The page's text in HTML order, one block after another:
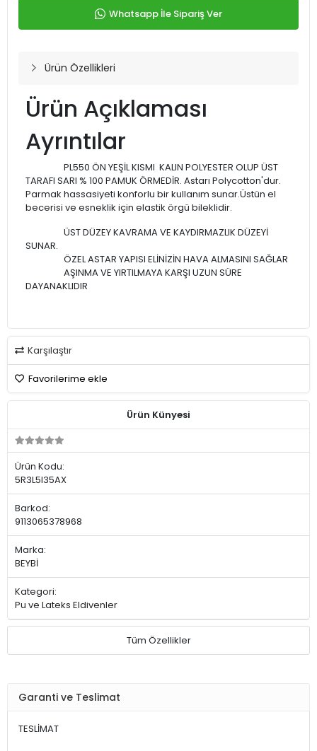
Whatsapp İle Sipariş Ver
Ürün Özellikleri
Ürün Açıklaması
Ayrıntılar
PL550 ÖN YEŞİL KISMI KALIN POLYESTER OLUP ÜST
TARAFI SARI % 100 PAMUK ÖRMEDİR. Astarı Polycotton'dur.
Parmak hassasiyeti konforlu bir kullanım sunar.Üstün el
becerisi ve esneklik için elastik örgü bileklidir.
ÜST DÜZEY KAVRAMA VE KAYDIRMAZLIK DÜZEYİ
SUNAR.
ÖZEL ASTAR YAPISI ELİNİZİN HAVA ALMASINI SAĞLAR
AŞINMA VE YIRTILMAYA KARŞI UZUN SÜRE
DAYANAKLIDIR
Karşılaştır
Favorilerime ekle
Ürün Künyesi
Ürün Kodu:
5R3L5I35AX
Barkod:
9113065378968
Marka:
BEYBİ
Kategori:
Pu ve Lateks Eldivenler
Tüm Özellikler
Garanti ve Teslimat
TESLİMAT